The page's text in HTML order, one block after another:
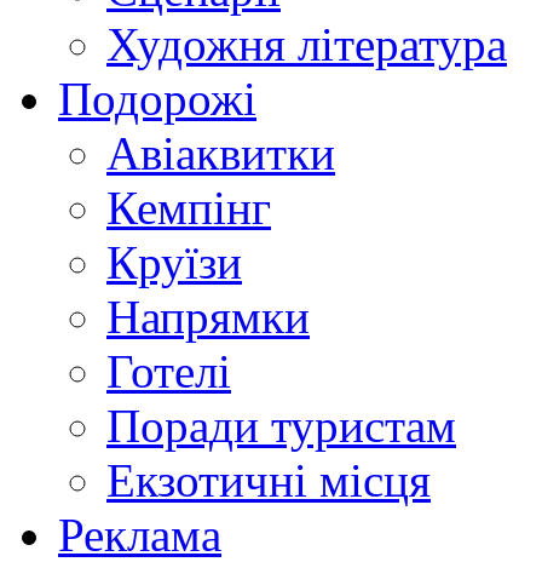
Художня література
Подорожі
Авіаквитки
Кемпінг
Круїзи
Напрямки
Готелі
Поради туристам
Екзотичні місця
Реклама